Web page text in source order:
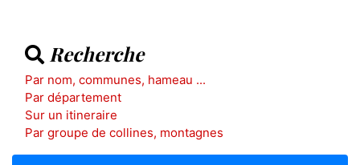
Recherche
Par nom, communes, hameau ...
Par département
Sur un itineraire
Par groupe de collines, montagnes